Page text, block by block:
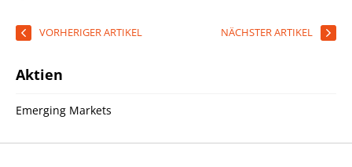
VORHERIGER ARTIKEL NÄCHSTER ARTIKEL
Aktien
Emerging Markets